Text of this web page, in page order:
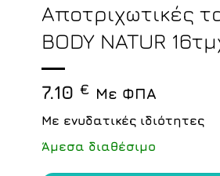
Αποτριχωτικές
BODY NATUR
7.10 € Με ΦΠΑ
Με ενυδατικές ιδιότητες
Άμεσα διαθέσιμο